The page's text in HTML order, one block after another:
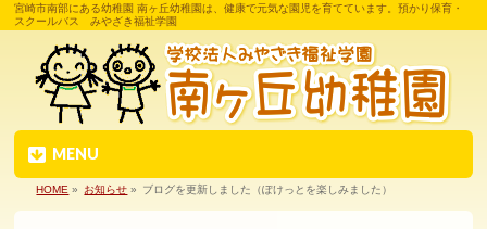
宮崎市南部にある幼稚園 南ヶ丘幼稚園は、健康で元気な園児を育てています。預かり保育・
スクールバス みやざき福祉学園
MENU
HOME » お知らせ » ブログを更新しました（ぽけっとを楽しみました）